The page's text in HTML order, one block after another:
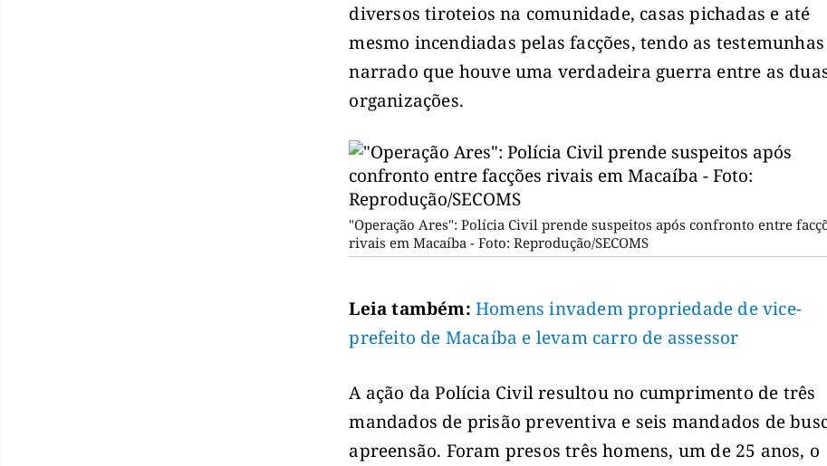
diversos tiroteios na comunidade, casas pichadas e até
mesmo incendiadas pelas facções, tendo as testemunhas
narrado que houve uma verdadeira guerra entre as
organizações.
"Operação Ares": Polícia Civil prende suspeitos após confronto entre
rivais em Macaíba - Foto: Reprodução/SECOMS
Leia também:Homens invadem propriedade de vice-
prefeito de Macaíba e levam carro de assessor
A ação da Polícia Civil resultou no cumprimento de três
mandados de prisão preventiva e seis mandados de
apreensão. Foram presos três homens, um de 25 anos, o